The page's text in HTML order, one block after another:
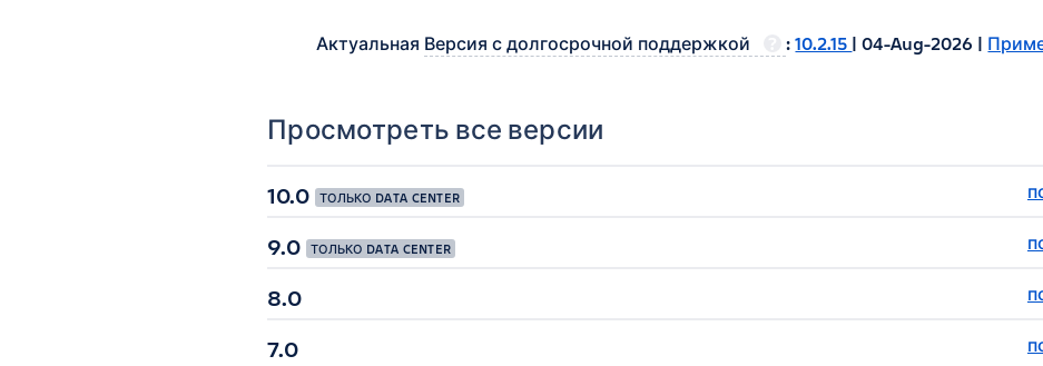
Актуальная Версия с долгосрочной поддержкой :10.2.15 | 04-Aug-2026 |
Просмотреть все версии
10.0 ТОЛЬКО DATA CENTER
9.0 ТОЛЬКО DATA CENTER
8.0
7.0